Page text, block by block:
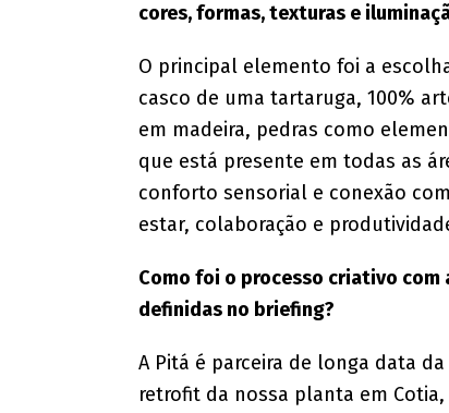
cores, formas, texturas e
O principal elemento foi a
casco de uma tartaruga, 100%
em madeira, pedras como
que está presente em todas as
conforto sensorial e conexão
estar, colaboração e
Como foi o processo criativo
definidas no briefing?
A Pitá é parceira de longa data
retrofit da nossa planta em